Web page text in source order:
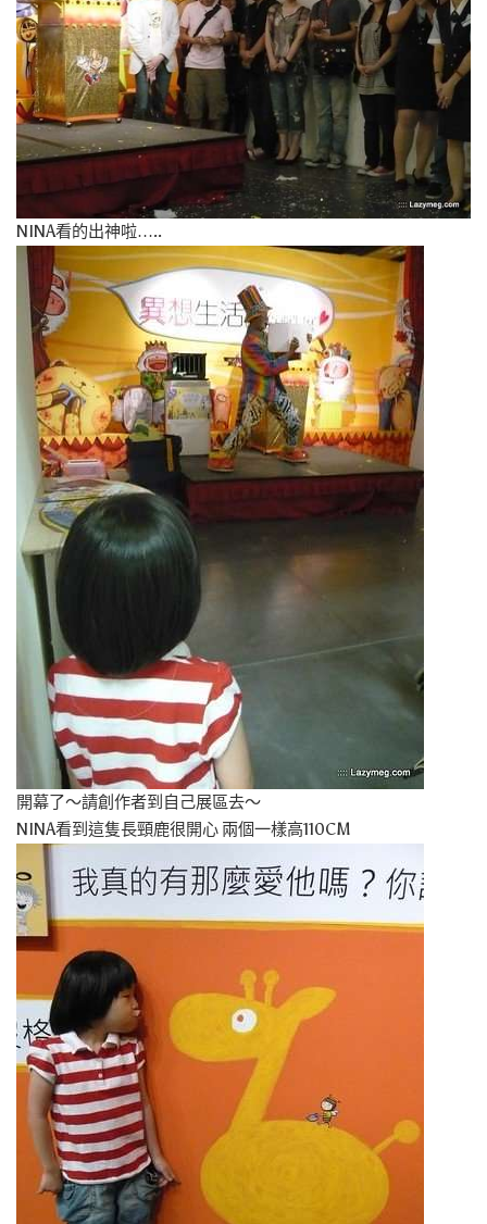
NINA看的出神啦…..
開幕了～請創作者到自己展區去～
NINA看到這隻長頸鹿很開心 兩個一樣高110CM